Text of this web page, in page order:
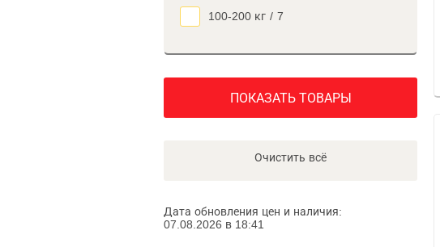
100-200 кг / 7
ПОКАЗАТЬ ТОВАРЫ
Очистить всё
Дата обновления цен и наличия:
07.08.2026 в 18:41